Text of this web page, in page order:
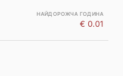
€ 0.01